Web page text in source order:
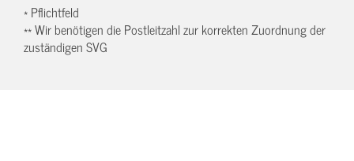
* Pflichtfeld
** Wir benötigen die Postleitzahl zur korrekten Zuordnung der
zuständigen SVG